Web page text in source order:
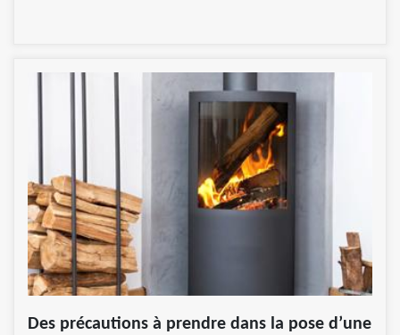
Des précautions à prendre dans la pose d’une